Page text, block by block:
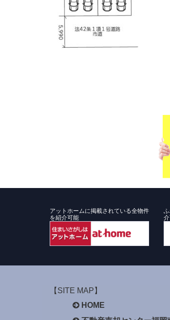
アットホームに掲載されている全物件
を紹介可能
【SITE MAP】
HOME